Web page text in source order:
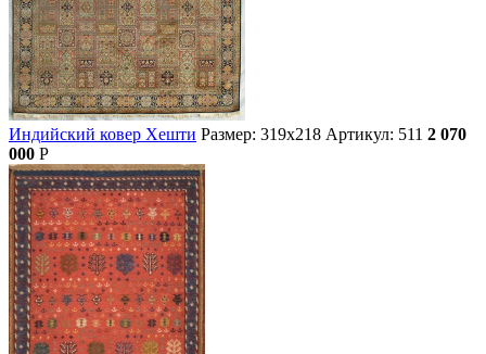
Индийский ковер Хешти Размер: 319х218 Артикул: 511 2 070
000 Р